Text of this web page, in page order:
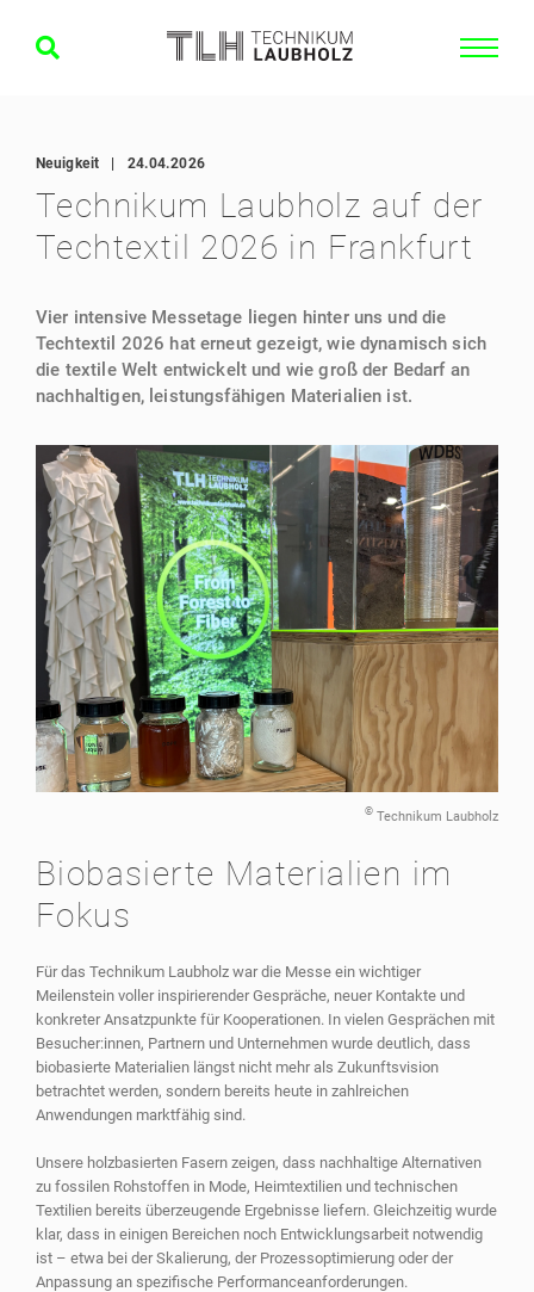
Neuigkeit 24.04.2026
Technikum Laubholz auf der
Techtextil 2026 in Frankfurt
Vier intensive Messetage liegen hinter uns und die
Techtextil 2026 hat erneut gezeigt, wie dynamisch sich
die textile Welt entwickelt und wie groß der Bedarf an
nachhaltigen, leistungsfähigen Materialien ist.
© Technikum Laubholz
Biobasierte Materialien im
Fokus
Für das Technikum Laubholz war die Messe ein wichtiger
Meilenstein voller inspirierender Gespräche, neuer Kontakte und
konkreter Ansatzpunkte für Kooperationen. In vielen Gesprächen mit
Besucher:innen, Partnern und Unternehmen wurde deutlich, dass
biobasierte Materialien längst nicht mehr als Zukunftsvision
betrachtet werden, sondern bereits heute in zahlreichen
Anwendungen marktfähig sind.
Unsere holzbasierten Fasern zeigen, dass nachhaltige Alternativen
zu fossilen Rohstoffen in Mode, Heimtextilien und technischen
Textilien bereits überzeugende Ergebnisse liefern. Gleichzeitig wurde
klar, dass in einigen Bereichen noch Entwicklungsarbeit notwendig
ist – etwa bei der Skalierung, der Prozessoptimierung oder der
Anpassung an spezifische Performanceanforderungen.